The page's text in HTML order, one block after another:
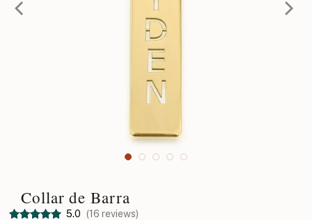
Collar de Barra
5.0 (16 reviews)